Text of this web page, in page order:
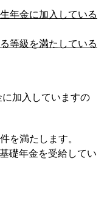
年金に加入している
等級を満たしている
加入していますの
を満たします。
礎年金を受給してい